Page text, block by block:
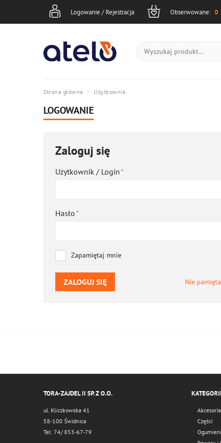
Logowanie
Logowanie / Rejestracja
Obserwowane Obserwowane: 0
Koszyk
Strona główna Użytkownik
LOGOWANIE
Zaloguj się
Użytkownik / Login*
Hasło*
Zapamiętaj mnie
ZALOGUJ SIĘ Nie
TORA-ZAJDEL II SP. Z O.O.
ul. Kliczkowska 41
58-100 Świdnica
Tel: 74/ 853-67-79
Akcesoria
Części